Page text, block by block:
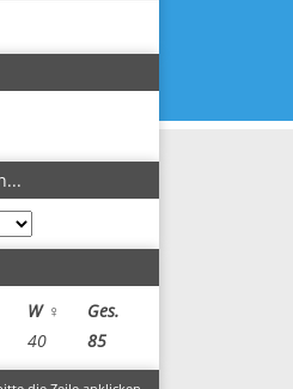
Ges.
W ♀
85
40